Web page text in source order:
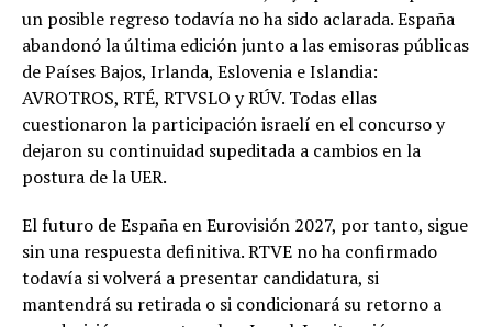
un posible regreso todavía no ha sido aclarada. España
abandonó la última edición junto a las emisoras públicas
de Países Bajos, Irlanda, Eslovenia e Islandia:
AVROTROS, RTÉ, RTVSLO y RÚV. Todas ellas
cuestionaron la participación israelí en el concurso y
dejaron su continuidad supeditada a cambios en la
postura de la UER.
El futuro de España en Eurovisión 2027, por tanto, sigue
sin una respuesta definitiva. RTVE no ha confirmado
todavía si volverá a presentar candidatura, si
mantendrá su retirada o si condicionará su retorno a